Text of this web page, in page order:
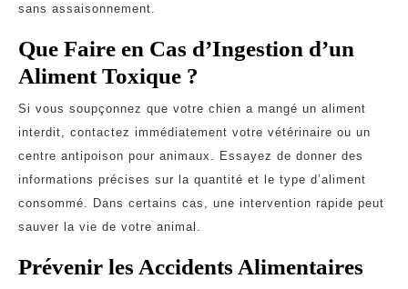
sans assaisonnement.
Que Faire en Cas d’Ingestion d’un
Aliment Toxique ?
Si vous soupçonnez que votre chien a mangé un aliment
interdit, contactez immédiatement votre vétérinaire ou un
centre antipoison pour animaux. Essayez de donner des
informations précises sur la quantité et le type d’aliment
consommé. Dans certains cas, une intervention rapide peut
sauver la vie de votre animal.
Prévenir les Accidents Alimentaires